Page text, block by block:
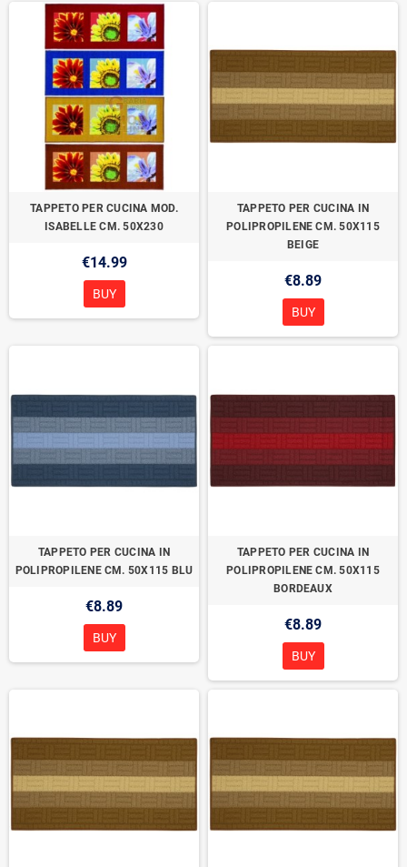
TAPPETO PER CUCINA MOD.
ISABELLE CM. 50X230
€14.99
BUY
TAPPETO PER CUCINA IN
POLIPROPILENE CM. 50X115
BEIGE
€8.89
BUY
TAPPETO PER CUCINA IN
POLIPROPILENE CM. 50X115 BLU
€8.89
BUY
TAPPETO PER CUCINA IN
POLIPROPILENE CM. 50X115
BORDEAUX
€8.89
BUY